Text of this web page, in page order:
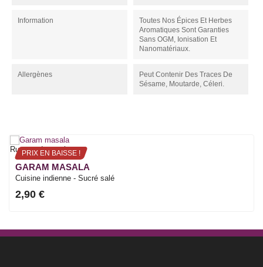
Information
Toutes Nos Épices Et Herbes
Aromatiques Sont Garanties
Sans OGM, Ionisation Et
Nanomatériaux.
Allergènes
Peut Contenir Des Traces De
Sésame, Moutarde, Céleri.
PRIX EN BAISSE !
Rupture de stock
GARAM MASALA
Cuisine indienne - Sucré salé
2,90 €